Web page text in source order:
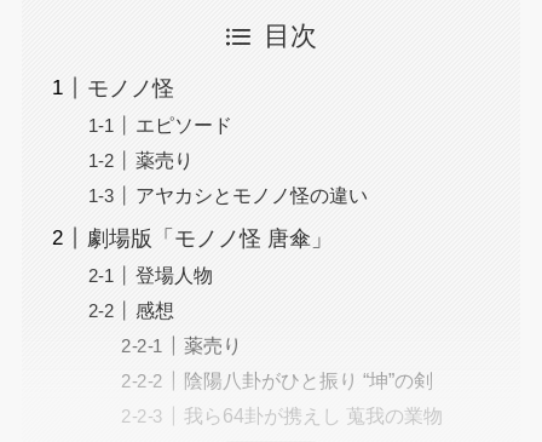
目次
モノノ怪
エピソード
薬売り
アヤカシとモノノ怪の違い
劇場版「モノノ怪 唐傘」
登場人物
感想
薬売り
陰陽八卦がひと振り “坤”の剣
我ら64卦が携えし 蒐我の業物